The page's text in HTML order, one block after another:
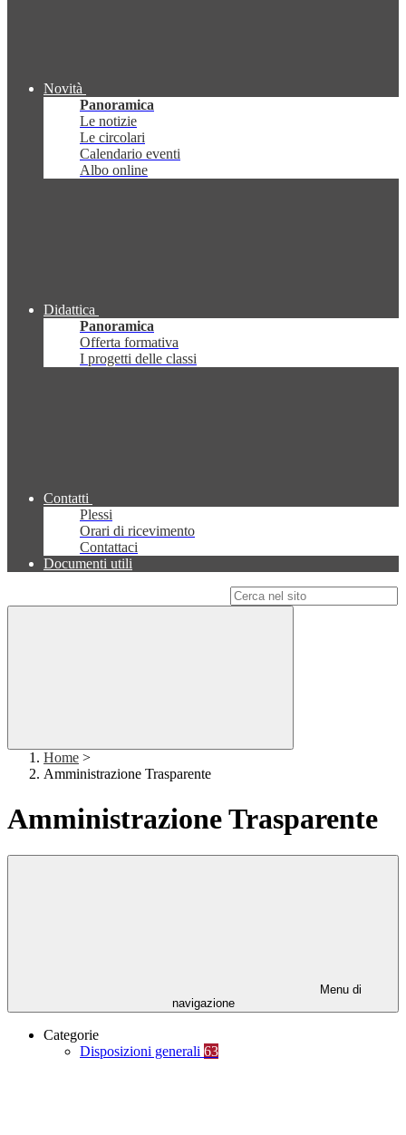
Novità
Panoramica
Le notizie
Le circolari
Calendario eventi
Albo online
Didattica
Panoramica
Offerta formativa
I progetti delle classi
Contatti
Plessi
Orari di ricevimento
Contattaci
Documenti utili
Home >
Amministrazione Trasparente
Amministrazione Trasparente
Menu di
navigazione
Categorie
Disposizioni generali 63